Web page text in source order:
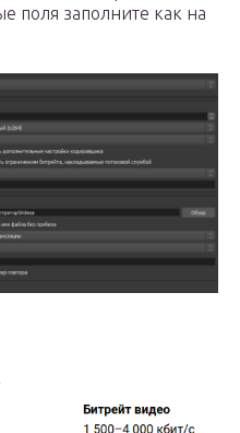
поля заполните как на